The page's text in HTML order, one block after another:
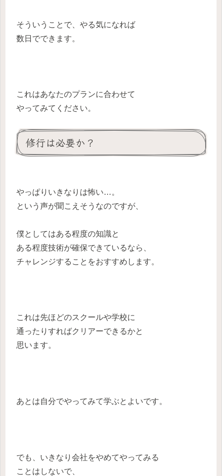
そういうことで、やる気になれば
数日でできます。
これはあなたのプランに合わせて
やってみてください。
修行は必要か？
やっぱりいきなりは怖い…。
という声が聞こえそうなのですが、
僕としてはある程度の知識と
ある程度技術が確保できているなら、
チャレンジすることをおすすめします。
これは先ほどのスクールや学校に
通ったりすればクリアーできるかと
思います。
あとは自分でやってみて学ぶとよいです。
でも、いきなり会社をやめてやってみる
ことはしないで、